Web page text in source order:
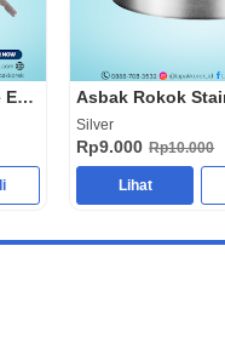
Swiss Army Pocket Knife EDC A3011
Silver
Rp9.000 Rp10.000
Lihat